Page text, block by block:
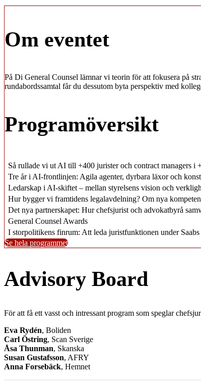
Om eventet
På Di General Counsel lämnar vi teorin för att fokusera på
rundabordssamtal får du dessutom byta perspektiv med
Programöversikt
Så rullade vi ut AI till +400 jurister och contract managers i
Tre år i AI-frontlinjen: Agila agenter, dyrbara läxor och
Ledarskap i AI-skiftet – mellan styrelsens vision och
Hur bygger vi framtidens legalavdelning? Om nya
Det nya partnerskapet: Hur chefsjurist och advokatbyrå
General Counsel Awards
I storpolitikens finrum: Att leda juristfunktionen under
Se hela programmet
Advisory Board
För att få ett vasst och intressant program som speglar
Eva Rydén, Boliden
Carl Östring, Scan Sverige
Åsa Thunman, Skanska
Susan Gustafsson, AFRY
Anna Forsebäck, Hemnet